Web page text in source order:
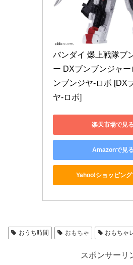
バンダイ 爆上戦隊ブ
ー DXブンブンジャ
ンブンジヤ-ロボ [DX
ヤ-ロボ]
楽天市場で見る
Amazonで見る
Yahoo!ショッピング
おうち時間 おもちゃ おもちゃ
スポンサーリ